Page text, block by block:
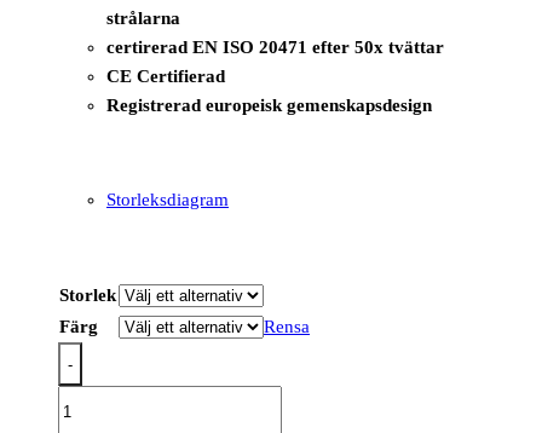
strålarna
certirerad EN ISO 20471 efter 50x tvättar
CE Certifierad
Registrerad europeisk gemenskapsdesign
Storleksdiagram
Storlek
Färg
Rensa
-